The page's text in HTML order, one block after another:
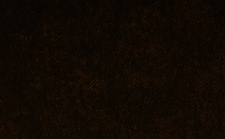
z Werwą), a ojcem
Multi
USA:KENNEBEC´S